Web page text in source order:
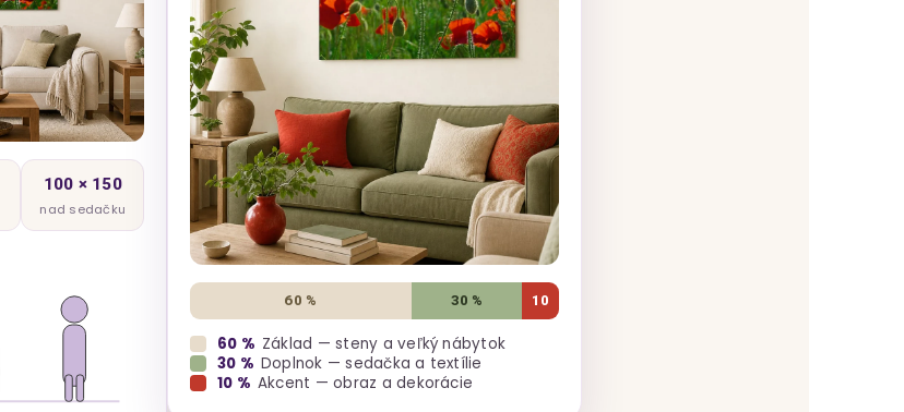
100 × 150
nad sedačku
60 % 30 % 10
60 % Základ — steny a veľký nábytok
30 % Doplnok — sedačka a textílie
10 % Akcent — obraz a dekorácie